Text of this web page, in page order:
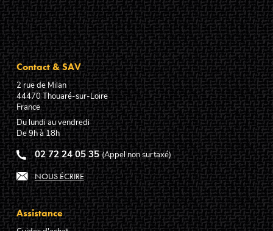
Contact & SAV
2 rue de Milan
44470Thouaré-sur-Loire
France
Du lundi au vendredi
De 9h à 18h
02 72 24 05 35 (Appel non surtaxé)
NOUS ÉCRIRE
Assistance